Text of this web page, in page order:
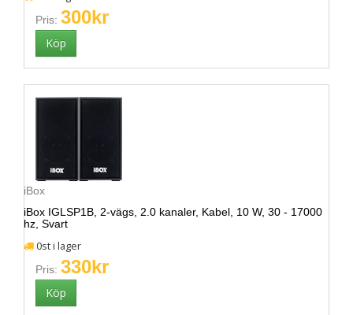
Pris: 300kr
iBox
iBox IGLSP1B, 2-vägs, 2.0 kanaler, Kabel, 10 W, 30 - 17000
hz, Svart
0st i lager
Pris: 330kr